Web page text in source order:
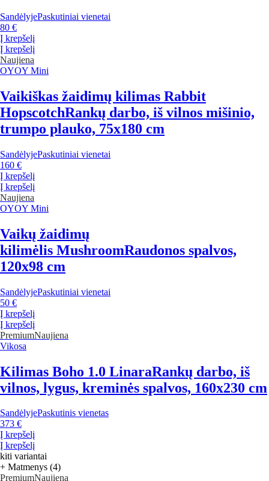
SandėlyjePaskutiniai vienetai
80 €
Į krepšelį
Į krepšelį
Naujiena
OYOY Mini
Vaikiškas žaidimų kilimas Rabbit
HopscotchRankų darbo, iš vilnos mišinio,
trumpo plauko, 75x180 cm
SandėlyjePaskutiniai vienetai
160 €
Į krepšelį
Į krepšelį
Naujiena
OYOY Mini
Vaikų žaidimų
kilimėlis MushroomRaudonos spalvos,
120x98 cm
SandėlyjePaskutiniai vienetai
50 €
Į krepšelį
Į krepšelį
PremiumNaujiena
Vikosa
Kilimas Boho 1.0 LinaraRankų darbo, iš
vilnos, lygus, kreminės spalvos, 160x230 cm
SandėlyjePaskutinis vienetas
373 €
Į krepšelį
Į krepšelį
kiti variantai
+ Matmenys (4)
PremiumNaujiena